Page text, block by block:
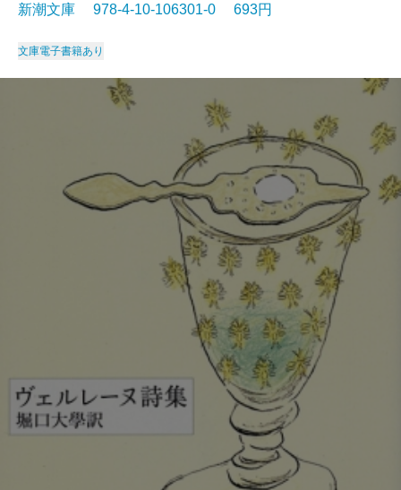
新潮文庫 978-4-10-106301-0 693円
文庫電子書籍あり